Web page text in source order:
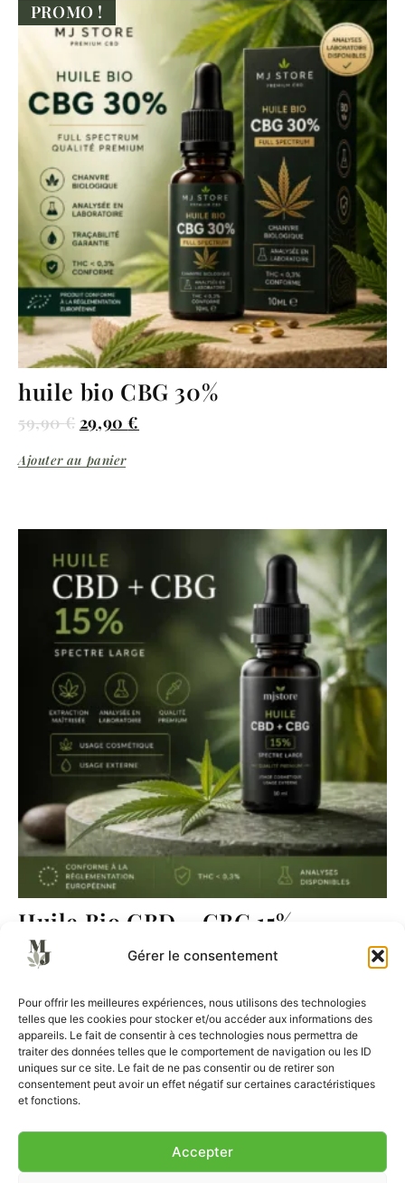
Gérer le consentement
Pour offrir les meilleures expériences, nous utilisons des technologies
telles que les cookies pour stocker et/ou accéder aux informations des
appareils. Le fait de consentir à ces technologies nous permettra de
traiter des données telles que le comportement de navigation ou les ID
uniques sur ce site. Le fait de ne pas consentir ou de retirer son
consentement peut avoir un effet négatif sur certaines caractéristiques
et fonctions.
Accepter
PROMO !
huile bio CBG 30%
59,90€ 29,90€
Ajouter au panier
Huile Bio CBD – CBG 15%
54,90
CGV CGU Mentions Légales Paiement sécurisé Livraison